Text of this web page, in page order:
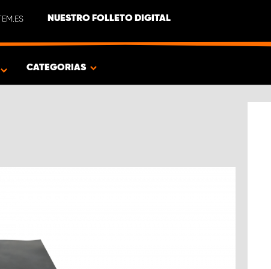
NUESTRO FOLLETO DIGITAL
CATEGORIAS